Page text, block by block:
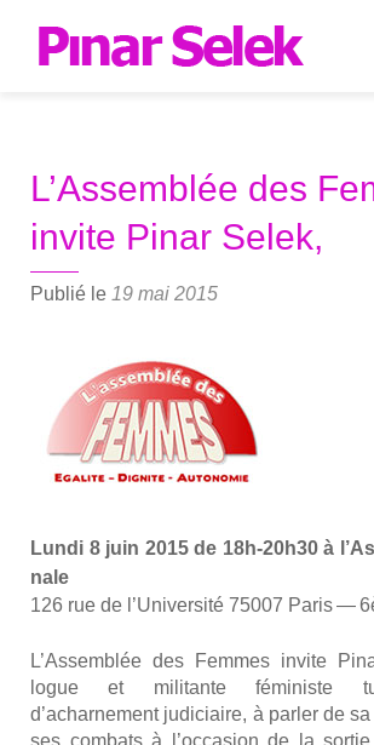
L’Assemblée des
invite Pinar Selek,
Publié le 19 mai 2015
Lun­di 8 juin 2015 de 18h-20h30 à
nale
126 rue de l’Université 75007 Paris —
L’Assemblée des Femmes invite
logue et mili­tante fémi­niste
d’acharnement judi­ciaire, à par­ler de
ses com­bats à l’occasion de la